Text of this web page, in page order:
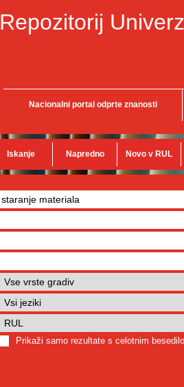
Repozitorij
Nacionalni portal odprte znanosti
Iskanje Napredno Novo v RUL
Prikaži samo rezultate s celotnim